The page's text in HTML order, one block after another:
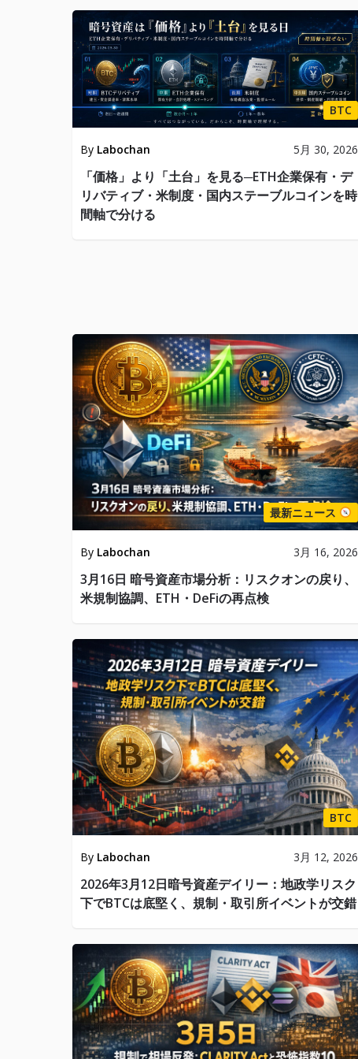
BTC
By Labochan 5月 30, 2026
「価格」より「土台」を見る─ETH企業保有・デ
リバティブ・米制度・国内ステーブルコインを時
間軸で分ける
最新ニュース
By Labochan 3月 16, 2026
3月16日 暗号資産市場分析：リスクオンの戻り、
米規制協調、ETH・DeFiの再点検
BTC
By Labochan 3月 12, 2026
2026年3月12日暗号資産デイリー：地政学リスク
下でBTCは底堅く、規制・取引所イベントが交錯